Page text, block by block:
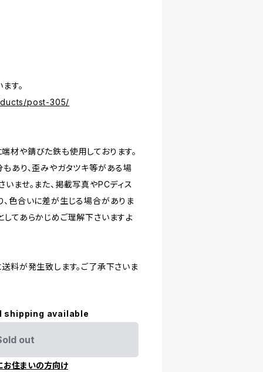
す。
post-305/
材や錆びた鉄も使用しております。
あり、歪みやガタツキ等がある場
ませ。また、掲載写真やPCディス
、色合いに差が生じる場合がありま
てあらかじめご理解下さいますよ
料が発生致します。ご了承下さいま
shipping available
out
お住まいの方向け